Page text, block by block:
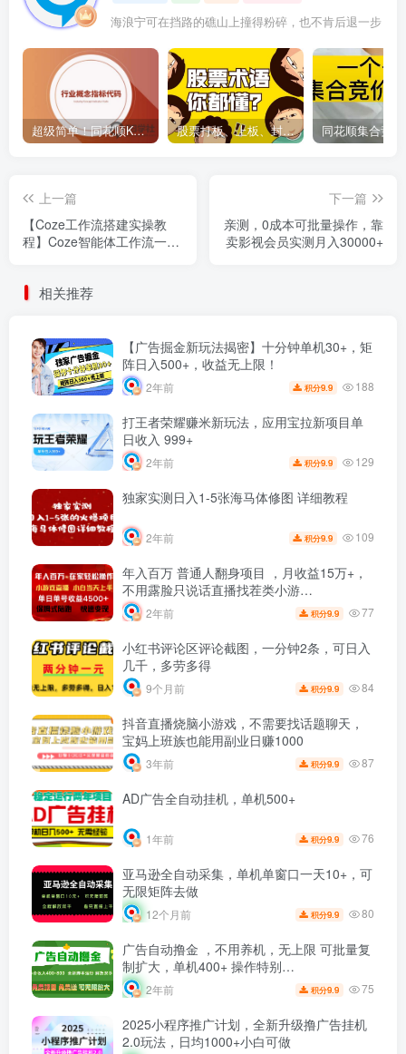
海浪宁可在挡路的礁山上撞得粉碎，也不肯后退一步
超级简单！同花顺K线界面显示行业概念指标代码图解 股票打板、上板、封板、翘板、炸板是什么意思？炒股你必须懂的暗语！
上一篇
【Coze工作流搭建实操教
程】Coze智能体工作流一键
作教程_AI创作_AI短片_AI脚
下一篇
亲测，0成本可批量操作，靠
卖影视会员实测月入30000+
相关推荐
【广告掘金新玩法揭密】十分钟单机30+，矩
阵日入500+，收益无上限！
2年前 积分9.9 188
打王者荣耀赚米新玩法，应用宝拉新项目单
日收入 999+
2年前 积分9.9 129
独家实测日入1-5张海马体修图 详细教程
2年前 积分9.9 109
年入百万 普通人翻身项目 ，月收益15万+，
不用露脸只说话直播找茬类小游…
2年前 积分9.9 77
小红书评论区评论截图，一分钟2条，可日入
几千，多劳多得
9个月前 积分9.9 84
抖音直播烧脑小游戏，不需要找话题聊天，
宝妈上班族也能用副业日赚1000
3年前 积分9.9 87
AD广告全自动挂机，单机500+
1年前 积分9.9 76
亚马逊全自动采集，单机单窗口一天10+，可
无限矩阵去做
12个月前 积分9.9 80
广告自动撸金 ，不用养机，无上限 可批量复
制扩大，单机400+ 操作特别…
2年前 积分9.9 75
2025小程序推广计划，全新升级撸广告挂机
2.0玩法，日均1000+小白可做